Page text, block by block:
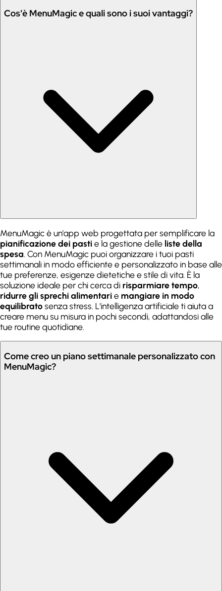
Cos'è MenuMagic e quali sono i suoi vantaggi?
MenuMagic è un'app web progettata per semplificare la
pianificazione dei pastie la gestione delle liste della
spesa . Con MenuMagic puoi organizzare i tuoi pasti
settimanali in modo efficiente e personalizzato in base alle
tue preferenze, esigenze dietetiche e stile di vita. È la
soluzione ideale per chi cerca di risparmiare tempo,
ridurre gli sprechi alimentarie mangiare in modo
equilibratosenza stress. L'intelligenza artificiale ti aiuta a
creare menu su misura in pochi secondi, adattandosi alle
tue routine quotidiane.
Come creo un piano settimanale personalizzato con
MenuMagic?